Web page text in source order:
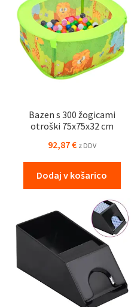
Bazen s 300 žogicami
otroški 75x75x32 cm
92,87€ z DDV
Dodaj v košarico